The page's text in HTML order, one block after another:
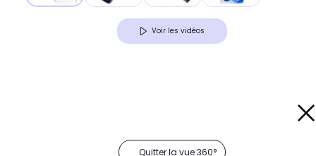
Voir les vidéos
Quitter la vue 360°